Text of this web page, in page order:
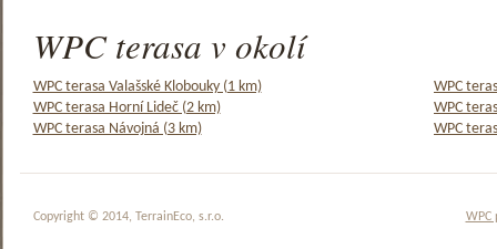
WPC terasa v okolí
WPC terasa Valašské Klobouky (1 km)
WPC
WPC terasa Horní Lideč (2 km)
WPC
WPC terasa Návojná (3 km)
WPC
WPC
Copyright © 2014, TerrainEco, s.r.o.